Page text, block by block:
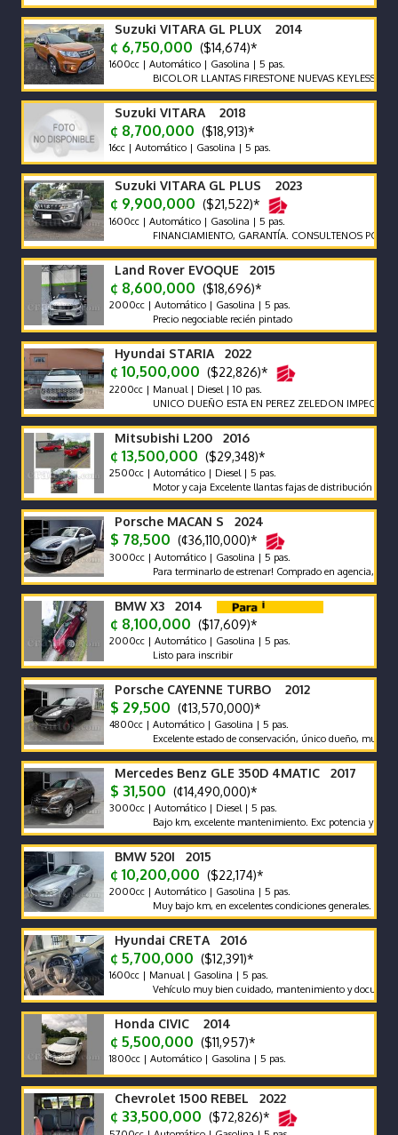
Suzuki VITARA GL PLUX 2014
¢ 6,750,000 ($14,674)*
1600cc | Automático | Gasolina | 5 pas.
BICOLOR LLANTAS FIRESTONE NUEVAS KEYLESS
Suzuki VITARA 2018
¢ 8,700,000 ($18,913)*
16cc | Automático | Gasolina | 5 pas.
Suzuki VITARA GL PLUS 2023
¢ 9,900,000 ($21,522)*
1600cc | Automático | Gasolina | 5 pas.
FINANCIAMIENTO, GARANTÍA. CONSULTENOS POR
Land Rover EVOQUE 2015
¢ 8,600,000 ($18,696)*
2000cc | Automático | Gasolina | 5 pas.
Precio negociable recién pintado
Hyundai STARIA 2022
¢ 10,500,000 ($22,826)*
2200cc | Manual | Diesel | 10 pas.
UNICO DUEÑO ESTA EN PEREZ ZELEDON IMPECABLE
Mitsubishi L200 2016
¢ 13,500,000 ($29,348)*
2500cc | Automático | Diesel | 5 pas.
Motor y caja Excelente llantas fajas de distribución y bateria
Porsche MACAN S 2024
$ 78,500 (¢36,110,000)*
3000cc | Automático | Gasolina | 5 pas.
Para terminarlo de estrenar! Comprado en agencia, único
BMW X3 2014
¢ 8,100,000 ($17,609)*
2000cc | Automático | Gasolina | 5 pas.
Listo para inscribir
Porsche CAYENNE TURBO 2012
$ 29,500 (¢13,570,000)*
4800cc | Automático | Gasolina | 5 pas.
Excelente estado de conservación, único dueño, muy bajo
Mercedes Benz GLE 350D 4MATIC 2017
$ 31,500 (¢14,490,000)*
3000cc | Automático | Diesel | 5 pas.
Bajo km, excelente mantenimiento. Exc potencia y bajo
BMW 520I 2015
¢ 10,200,000 ($22,174)*
2000cc | Automático | Gasolina | 5 pas.
Muy bajo km, en excelentes condiciones generales. Vehículo
Hyundai CRETA 2016
¢ 5,700,000 ($12,391)*
1600cc | Manual | Gasolina | 5 pas.
Vehículo muy bien cuidado, mantenimiento y documentos
Honda CIVIC 2014
¢ 5,500,000 ($11,957)*
1800cc | Automático | Gasolina | 5 pas.
Chevrolet 1500 REBEL 2022
¢ 33,500,000 ($72,826)*